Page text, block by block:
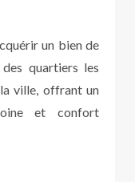
un bien de
quartiers les
ville, offrant un
et confort